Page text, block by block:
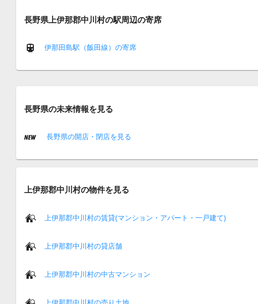
長野県上伊那郡中川村の駅周辺の寄席
伊那田島駅（飯田線）の寄席
長野県の未来情報を見る
長野県の開店・閉店を見る
上伊那郡中川村の物件を見る
上伊那郡中川村の賃貸(マンション・アパート・一戸建て)
上伊那郡中川村の貸店舗
上伊那郡中川村の中古マンション
上伊那郡中川村の売り土地